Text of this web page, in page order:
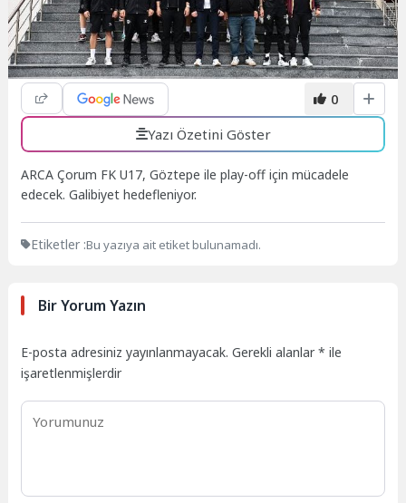
0
Yazı Özetini Göster
ARCA Çorum FK U17, Göztepe ile play-off için mücadele
edecek. Galibiyet hedefleniyor.
Etiketler :Bu yazıya ait etiket bulunamadı.
Bir Yorum Yazın
E-posta adresiniz yayınlanmayacak. Gerekli alanlar* ile
işaretlenmişlerdir